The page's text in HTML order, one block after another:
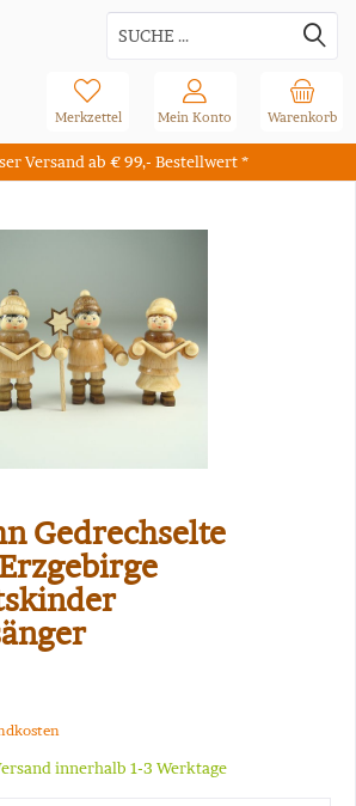
Versand ab € 99,- Bestellwert *
Warenkorb
Merkzettel Mein Konto
Gedrechselte
innerhalb 1-3 Werktage